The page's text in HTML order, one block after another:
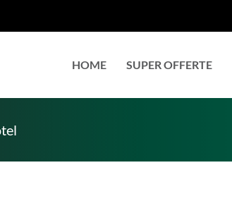
HOME SUPER OFFERTE